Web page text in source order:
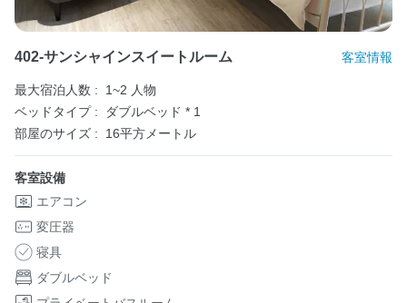
402-サンシャインスイートルーム 客室情報
最大宿泊人数 :
1~2 人物
ベッドタイプ :
ダブルベッド * 1
部屋のサイズ :
16平方メートル
客室設備
エアコン
変圧器
寝具
ダブルベッド